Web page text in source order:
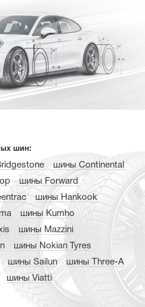
шин:
шины Continental
шины Forward
шины Hankook
шины Kumho
шины Mazzini
шины Nokian Tyres
шины Sailun
шины Three-A
шины Viatti